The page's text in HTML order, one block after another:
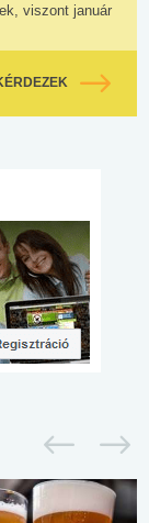
viszont január